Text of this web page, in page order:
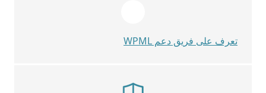
تعرف على فريق دعم WPML